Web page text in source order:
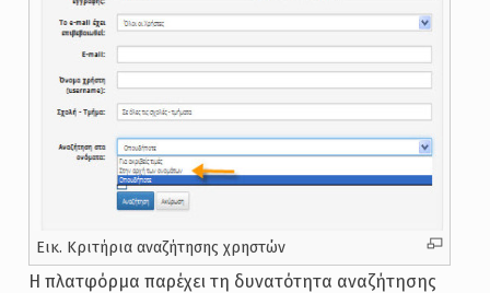
Εικ. Κριτήρια αναζήτησης χρηστών
Η πλατφόρμα παρέχει τη δυνατότητα αναζήτησης